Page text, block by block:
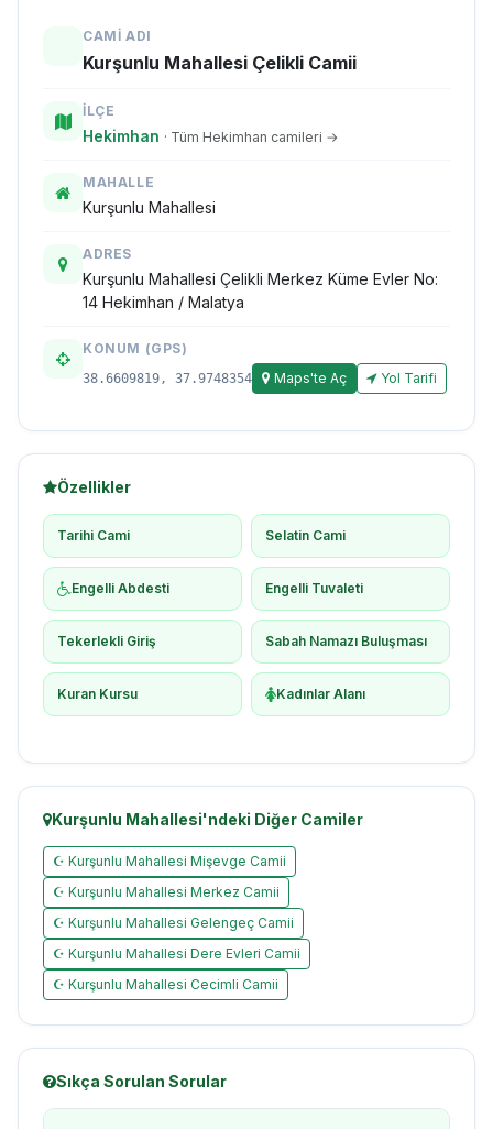
CAMI ADI
Kurşunlu Mahallesi Çelikli Camii
İLÇE
Hekimhan · Tüm Hekimhan camileri →
MAHALLE
Kurşunlu Mahallesi
ADRES
Kurşunlu Mahallesi Çelikli Merkez Küme Evler No:
14 Hekimhan / Malatya
KONUM (GPS)
38.6609819, 37.9748354 Maps'te Aç Yol Tarifi
Özellikler
Tarihi Cami Selatin Cami
Engelli Abdesti Engelli Tuvaleti
Tekerlekli Giriş Sabah Namazı Buluşması
Kuran Kursu Kadınlar Alanı
Kurşunlu Mahallesi'ndeki Diğer Camiler
☪ Kurşunlu Mahallesi Mişevge Camii
☪ Kurşunlu Mahallesi Merkez Camii
☪ Kurşunlu Mahallesi Gelengeç Camii
☪ Kurşunlu Mahallesi Dere Evleri Camii
☪ Kurşunlu Mahallesi Cecimli Camii
Sıkça Sorulan Sorular